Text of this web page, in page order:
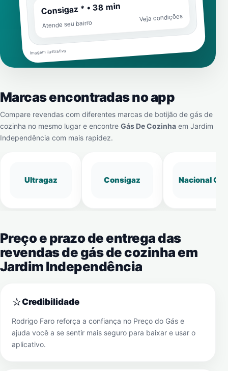
Consigaz * • 38 min
Atende seu bairro
Veja condições
Imagem ilustrativa
Marcas encontradas no app
Compare revendas com diferentes marcas de botijão de gás de
cozinha no mesmo lugar e encontre Gás De Cozinha em Jardim
Independência com mais rapidez.
Ultragaz Consigaz Nacional Gás
Preço e prazo de entrega das
revendas de gás de cozinha em
Jardim Independência
⭐Credibilidade
Rodrigo Faro reforça a confiança no Preço do Gás e
ajuda você a se sentir mais seguro para baixar e usar o
aplicativo.